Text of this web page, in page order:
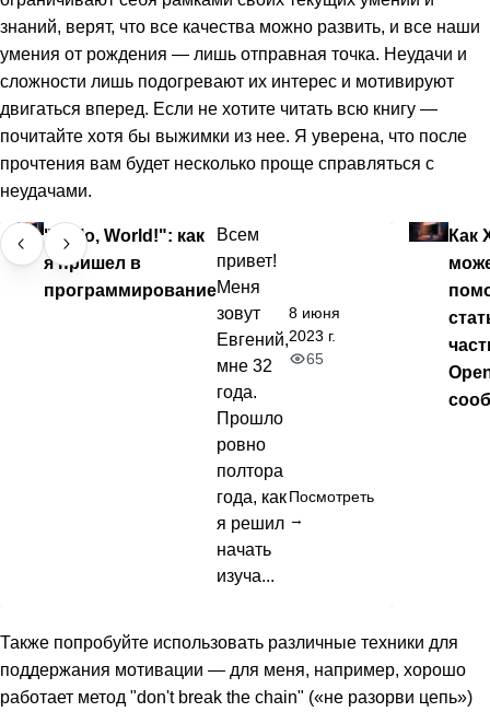
знаний, верят, что все качества можно развить, и все наши
умения от рождения — лишь отправная точка. Неудачи и
сложности лишь подогревают их интерес и мотивируют
двигаться вперед. Если не хотите читать всю книгу —
почитайте хотя бы выжимки из нее. Я уверена, что после
прочтения вам будет несколько проще справляться с
неудачами.
"Hello, World!": как
я пришел в
программирование
Всем
привет!
Меня
зовут
Евгений,
мне 32
года.
Прошло
ровно
полтора
года, как
я решил
начать
изуча...
8 июня
2023 г.
65
Посмотреть
→
Как
Также попробуйте использовать различные техники для
поддержания мотивации — для меня, например, хорошо
работает метод "don't break the chain" («не разорви цепь»)